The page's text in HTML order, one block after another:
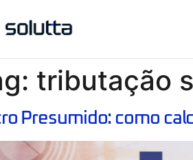
tributação
Presumido: como